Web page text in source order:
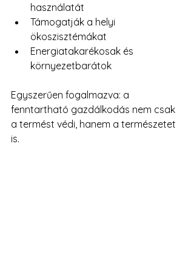
használatát
Támogatják a helyi
ökoszisztémákat
Energiatakarékosak és
környezetbarátok
Egyszerűen fogalmazva: a
fenntartható gazdálkodás nem csak
a termést védi, hanem a természetet
is.